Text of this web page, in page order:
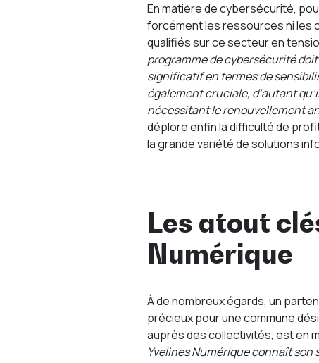
En matière de cybersécurité,
forcément les ressources ni les
qualifiés sur ce secteur en
programme de cybersécurité
significatif en termes de
également cruciale, d’autant
nécessitant le renouvellement
déplore enfin la difficulté de
la grande variété de solutions
Les atout
Numérique
À de nombreux égards, un
précieux pour une commune
auprès des collectivités, est en
Yvelines Numérique connaît son